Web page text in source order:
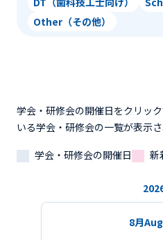
Other（その他）
学会・研修会の開催日をクリッ
いる学会・研修会の一覧が表示さ
学会・研修会の開催日
新
8月